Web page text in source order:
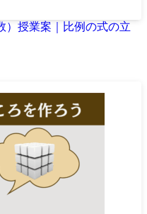
）授業案｜比例の式の立